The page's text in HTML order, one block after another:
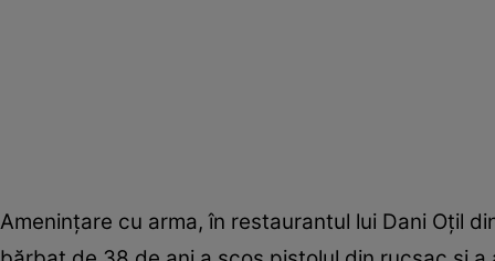
Ameninţare cu arma, în restaurantul lui Dani Oțil